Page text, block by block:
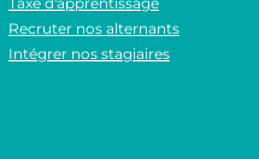
Recruter nos alternants
Intégrer nos stagiaires